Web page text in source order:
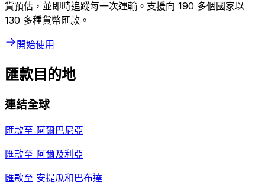
貨預估，並即時追蹤每一次運輸。支援向 190 多個國家以
130 多種貨幣匯款。
開始使用
匯款目的地
連結全球
匯款至 阿爾巴尼亞
匯款至 阿爾及利亞
匯款至 安提瓜和巴布達